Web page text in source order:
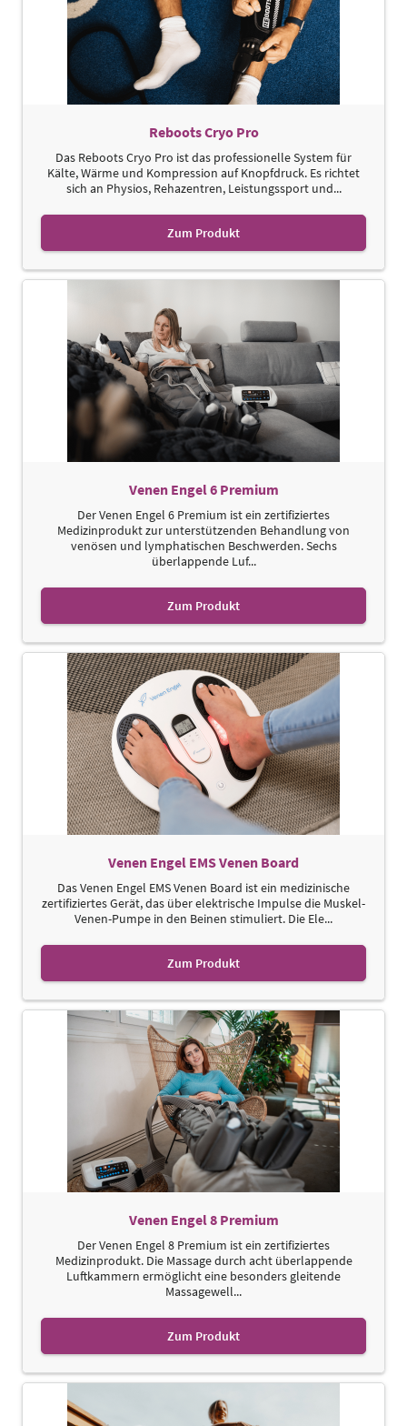
Reboots Cryo Pro
Das Reboots Cryo Pro ist das professionelle System für
Kälte, Wärme und Kompression auf Knopfdruck. Es richtet
sich an Physios, Rehazentren, Leistungssport und...
Zum Produkt
Venen Engel 6 Premium
Der Venen Engel 6 Premium ist ein zertifiziertes
Medizinprodukt zur unterstützenden Behandlung von
venösen und lymphatischen Beschwerden. Sechs
überlappende Luf...
Zum Produkt
Venen Engel EMS Venen Board
Das Venen Engel EMS Venen Board ist ein medizinische
zertifiziertes Gerät, das über elektrische Impulse die Muskel-
Venen-Pumpe in den Beinen stimuliert. Die Ele...
Zum Produkt
Venen Engel 8 Premium
Der Venen Engel 8 Premium ist ein zertifiziertes
Medizinprodukt. Die Massage durch acht überlappende
Luftkammern ermöglicht eine besonders gleitende
Massagewell...
Zum Produkt